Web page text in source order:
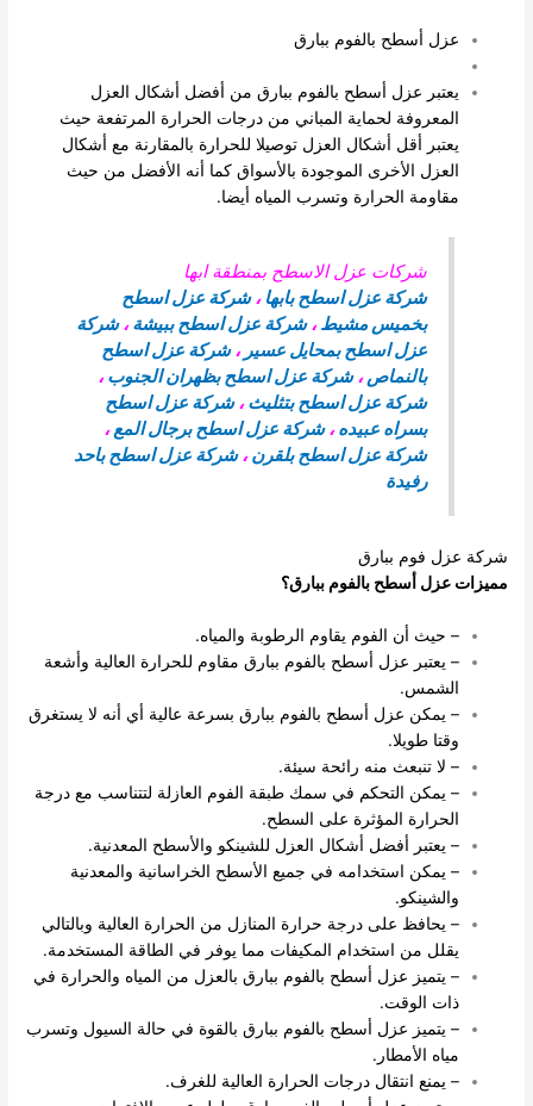
عزل أسطح بالفوم ببارق
يعتبر عزل أسطح بالفوم ببارق من أفضل أشكال العزل
المعروفة لحماية المباني من درجات الحرارة المرتفعة حيث
يعتبر أقل أشكال العزل توصيلا للحرارة بالمقارنة مع أشكال
العزل الأخرى الموجودة بالأسواق كما أنه الأفضل من حيث
مقاومة الحرارة وتسرب المياه أيضا.
شركات عزل الاسطح بمنطقة ابها
شركة عزل اسطح بابها ،شركة عزل اسطح
بخميس مشيط،شركة عزل اسطح ببيشة،شركة
عزل اسطح بمحايل عسير ،شركة عزل اسطح
بالنماص،شركة عزل اسطح بظهران الجنوب،
شركة عزل اسطح بتثليث،شركة عزل اسطح
بسراه عبيده،شركة عزل اسطح برجال المع،
شركة عزل اسطح بلقرن،شركة عزل اسطح باحد
رفيدة
شركة عزل فوم ببارق
مميزات عزل أسطح بالفوم ببارق؟
– حيث أن الفوم يقاوم الرطوبة والمياه.
– يعتبر عزل أسطح بالفوم ببارق مقاوم للحرارة العالية وأشعة
الشمس.
– يمكن عزل أسطح بالفوم ببارق بسرعة عالية أي أنه لا يستغرق
وقتا طويلا.
– لا تنبعث منه رائحة سيئة.
– يمكن التحكم في سمك طبقة الفوم العازلة لتتناسب مع درجة
الحرارة المؤثرة على السطح.
– يعتبر أفضل أشكال العزل للشينكو والأسطح المعدنية.
– يمكن استخدامه في جميع الأسطح الخراسانية والمعدنية
والشينكو.
– يحافظ على درجة حرارة المنازل من الحرارة العالية وبالتالي
يقلل من استخدام المكيفات مما يوفر في الطاقة المستخدمة.
– يتميز عزل أسطح بالفوم ببارق بالعزل من المياه والحرارة في
ذات الوقت.
– يتميز عزل أسطح بالفوم ببارق بالقوة في حالة السيول وتسرب
مياه الأمطار.
– يمنع انتقال درجات الحرارة العالية للغرف.